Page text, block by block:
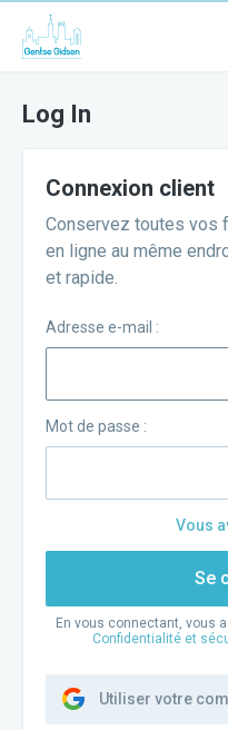
Log In
Connexion client
Conservez toutes vos
en ligne au même
et rapide.
Adresse e-mail :
Mot de passe :
Vous
Se
En vous connectant, vous
Confidentialité et
Utiliser votre